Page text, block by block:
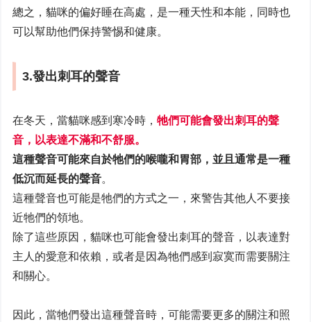
總之，貓咪的偏好睡在高處，是一種天性和本能，同時也
可以幫助他們保持警惕和健康。
3.發出刺耳的聲音
在冬天，當貓咪感到寒冷時，牠們可能會發出刺耳的聲
音，以表達不滿和不舒服。
這種聲音可能來自於牠們的喉嚨和胃部，並且通常是一種
低沉而延長的聲音。
這種聲音也可能是牠們的方式之一，來警告其他人不要接
近牠們的領地。
除了這些原因，貓咪也可能會發出刺耳的聲音，以表達對
主人的愛意和依賴，或者是因為牠們感到寂寞而需要關注
和關心。
因此，當牠們發出這種聲音時，可能需要更多的關注和照